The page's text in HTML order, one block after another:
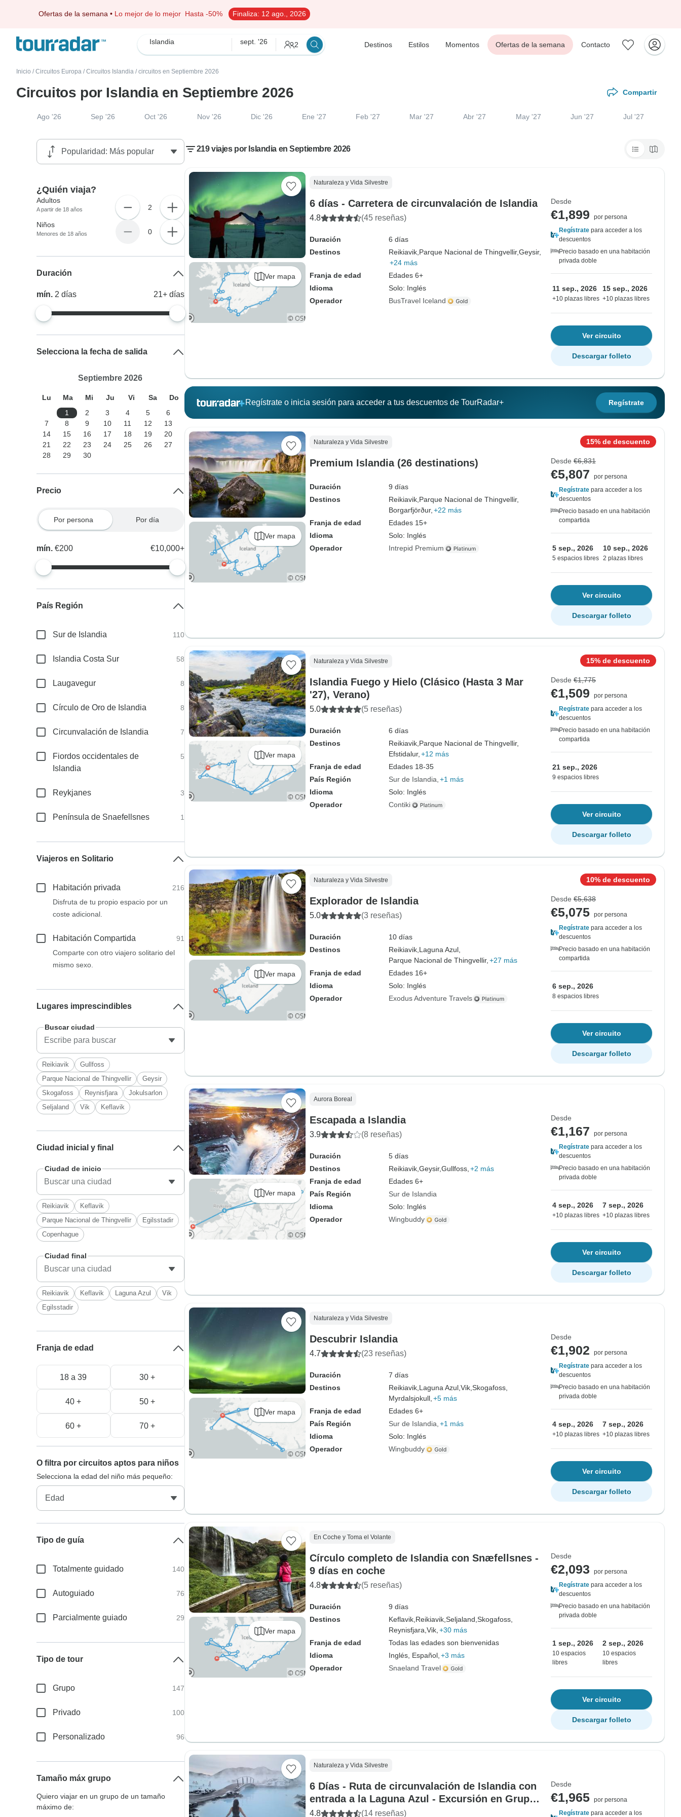
Ofertas de la semana • Lo mejor de lo mejor Hasta -50% Finaliza: 12 ago., 2026
Islandia sept. '26 2 Destinos Estilos Momentos Ofertas de la semana Contacto
Inicio / Circuitos Europa / Circuitos Islandia / circuitos en Septiembre 2026
Circuitos por Islandia en Septiembre 2026 Compartir
Ago '26 Sep '26 Oct '26 Nov '26 Dic '26 Ene '27 Feb '27 Mar '27 Abr '27 May '27 Jun '27 Jul '27
219 viajes por Islandia en Septiembre 2026
Ver mapa
Naturaleza y Vida Silvestre
6 días - Carretera de circunvalación de Islandia
4.8 (45 reseñas)
Duración
6 días
Destinos
Reikiavik, Parque Nacional de Thingvellir,Geysir,
+24 más
Franja de edad
Edades 6+
Idioma
Solo: Inglés
Operador
BusTravel Iceland
Desde
€1,899
por persona
Regístrate para acceder a los
descuentos
Precio basado en una habitación
privada doble
11 sep., 2026
+10 plazas libres
15 sep., 2026
+10 plazas libres
Ver circuito
Descargar folleto
Regístrate o inicia sesión para acceder a tus descuentos de TourRadar+ Regístrate
Ver mapa
Naturaleza y Vida Silvestre
Premium Islandia (26 destinations)
Duración
9 días
Destinos
Reikiavik, Parque Nacional de Thingvellir,
Borgarfjörður, +22 más
Franja de edad
Edades 15+
Idioma
Solo: Inglés
Operador
Intrepid Premium
15% de descuento
Desde €6,831
€5,807
por persona
Regístrate para acceder a los
descuentos
Precio basado en una habitación
compartida
5 sep., 2026
5 espacios libres
10 sep., 2026
2 plazas libres
Ver circuito
Descargar folleto
Ver mapa
Naturaleza y Vida Silvestre
Islandia Fuego y Hielo (Clásico (Hasta 3 Mar
'27), Verano)
5.0 (5 reseñas)
Duración
6 días
Destinos
Reikiavik, Parque Nacional de Thingvellir,
Efstidalur, +12 más
Franja de edad
Edades 18-35
País Región
Sur de Islandia +1 más
Idioma
Solo: Inglés
Operador
Contiki
15% de descuento
Desde €1,775
€1,509
por persona
Regístrate para acceder a los
descuentos
Precio basado en una habitación
compartida
21 sep., 2026
9 espacios libres
Ver circuito
Descargar folleto
Ver mapa
Naturaleza y Vida Silvestre
Explorador de Islandia
5.0 (3 reseñas)
Duración
10 días
Destinos
Reikiavik, Laguna Azul,
Parque Nacional de Thingvellir, +27 más
Franja de edad
Edades 16+
Idioma
Solo: Inglés
Operador
Exodus Adventure Travels
10% de descuento
Desde €5,638
€5,075 por persona
Regístrate para acceder a los
descuentos
Precio basado en una habitación
compartida
6 sep., 2026
8 espacios libres
Ver circuito
Descargar folleto
Ver mapa
Aurora Boreal
Escapada a Islandia
3.9 (8 reseñas)
Duración
5 días
Destinos
Reikiavik, Geysir,Gullfoss, +2 más
Franja de edad
Edades 6+
País Región
Sur de Islandia
Idioma
Solo: Inglés
Operador
Wingbuddy
Desde
€1,167
por persona
Regístrate para acceder a los
descuentos
Precio basado en una habitación
privada doble
4 sep., 2026
+10 plazas libres
7 sep., 2026
+10 plazas libres
Ver circuito
Descargar folleto
Ver mapa
Naturaleza y Vida Silvestre
Descubrir Islandia
4.7 (23 reseñas)
Duración
7 días
Destinos
Reikiavik, Laguna Azul, Vik, Skogafoss,
Myrdalsjokull, +5 más
Franja de edad
Edades 6+
País Región
Sur de Islandia +1 más
Idioma
Solo: Inglés
Operador
Wingbuddy
Desde
€1,902
por persona
Regístrate para acceder a los
descuentos
Precio basado en una habitación
privada doble
4 sep., 2026
+10 plazas libres
7 sep., 2026
+10 plazas libres
Ver circuito
Descargar folleto
Ver mapa
En Coche y Toma el Volante
Círculo completo de Islandia con Snæfellsnes -
9 días en coche
4.8 (5 reseñas)
Duración
9 días
Destinos
Keflavik, Reikiavik, Seljaland, Skogafoss,
Reynisfjara, Vik, +30 más
Franja de edad
Todas las edades son bienvenidas
Idioma
Inglés, Español, +3 más
Operador
Snaeland Travel
Desde
€2,093
por persona
Regístrate para acceder a los
descuentos
Precio basado en una habitación
privada doble
1 sep., 2026
10 espacios
libres
2 sep., 2026
10 espacios
libres
Ver circuito
Descargar folleto
Naturaleza y Vida Silvestre
6 Días - Ruta de circunvalación de Islandia con
entrada a la Laguna Azul - Excursión en Grupo
pequeño
4.8 (14 reseñas)
Desde
€1,965 por persona
Regístrate para acceder a los
¿Quién viaja?
Adultos
A partir de 18 años 2
Niños
Menores de 18 años 0
Duración
mín. 2días 21+ días
Selecciona la fecha de salida
Septiembre 2026
Lu Ma Mi Ju Vi Sa
Do
1
2 3 4 5
6
7
8 9 10 11 12
13
14
15 16 17 18 19
20
21
22 23 24 25 26
27
28
29 30
Precio
Por persona Por día
mín.€200 €10,000+
País Región
Sur de Islandia 110
Islandia Costa Sur 58
Laugavegur 8
Círculo de Oro de Islandia 8
Circunvalación de Islandia 7
Fiordos occidentales de
Islandia
5
Reykjanes 3
Península de Snaefellsnes 1
Viajeros en Solitario
Habitación privada
216
Disfruta de tu propio espacio por un
coste adicional.
Habitación Compartida
91
Comparte con otro viajero solitario del
mismo sexo.
Lugares imprescindibles
Buscar ciudad
Reikiavik
Gullfoss
Parque Nacional de Thingvellir
Geysir
Skogafoss
Reynisfjara
Jokulsarlon
Seljaland
Vik Keflavik
Ciudad inicial y final
Ciudad de inicio
Reikiavik
Keflavik
Parque Nacional de Thingvellir
Egilsstadir
Copenhague
Ciudad final
Reikiavik Keflavik Laguna Azul
Vik
Egilsstadir
Franja de edad
18 a 39 30 +
40 + 50 +
60 + 70 +
O filtra por circuitos aptos para niños
Selecciona la edad del niño más pequeño:
Tipo de guía
Totalmente guidado 140
Autoguiado 76
Parcialmente guiado 29
Tipo de tour
Grupo 147
Privado 100
Personalizado 96
Tamaño máx grupo
Quiero viajar en un grupo de un tamaño
máximo de: